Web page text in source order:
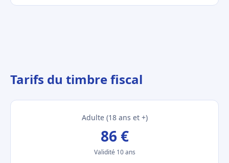
Tarifs du timbre fiscal
Adulte (18 ans et +)
86 €
Validité 10 ans